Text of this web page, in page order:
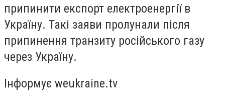
припинити експорт електроенергії в
Україну. Такі заяви пролунали після
припинення транзиту російського газу
через Україну.
Інформує weukraine.tv